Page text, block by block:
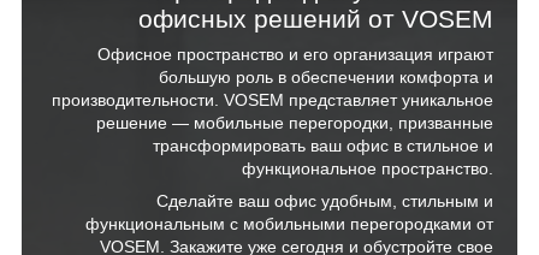
офисных решений от VOSEM
Офисное пространство и его организация играют
большую роль в обеспечении комфорта и
производительности. VOSEM представляет уникальное
решение — мобильные перегородки, призванные
трансформировать ваш офис в стильное и
функциональное пространство.
Сделайте ваш офис удобным, стильным и
функциональным с мобильными перегородками от
VOSEM. Закажите уже сегодня и обустройте свое